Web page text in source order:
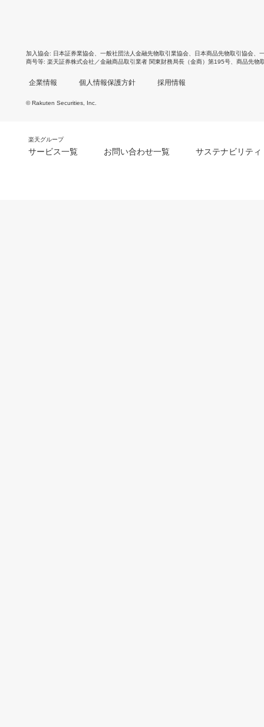
加入協会 日本証券業協会 一般社団法人金融先物取引業協会 日本商品先物取引協会
商号等 楽天証券株式会社／金融商品取引業者 関東財務局長（金商）第195号、商品先物
企業情報 個人情報保護方針 採用情報
© Rakuten Securities, Inc.
楽天グループ
サービス一覧 お問い合わせ一覧 サステナビリティ